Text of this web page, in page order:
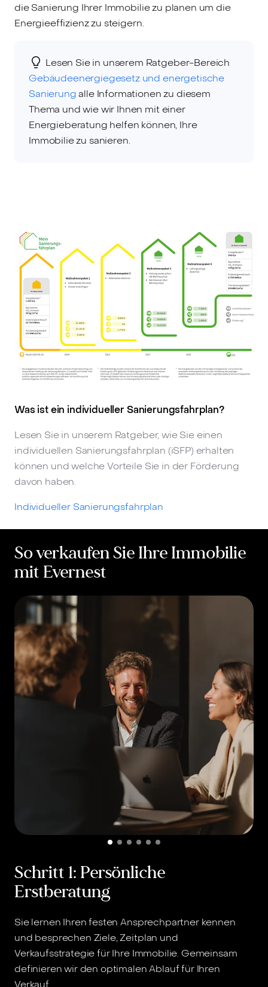
die Sanierung Ihrer Immobilie zu planen um die
Energieeffizienz zu steigern.
Lesen Sie in unserem Ratgeber-Bereich
Gebäudeenergiegesetz und energetische
Sanierungalle Informationen zu diesem
Thema und wie wir Ihnen mit einer
Energieberatung helfen können, Ihre
Immobilie zu sanieren.
Was ist ein individueller Sanierungsfahrplan?
Lesen Sie in unserem Ratgeber, wie Sie einen
individuellen Sanierungsfahrplan (iSFP) erhalten
können und welche Vorteile Sie in der Förderung
davon haben.
Individueller Sanierungsfahrplan
So verkaufen Sie Ihre Immobilie
mit Evernest
Schritt 1: Persönliche
Erstberatung
Sie lernen Ihren festen Ansprechpartner kennen
und besprechen Ziele, Zeitplan und
Verkaufsstrategie für Ihre Immobilie. Gemeinsam
definieren wir den optimalen Ablauf für Ihren